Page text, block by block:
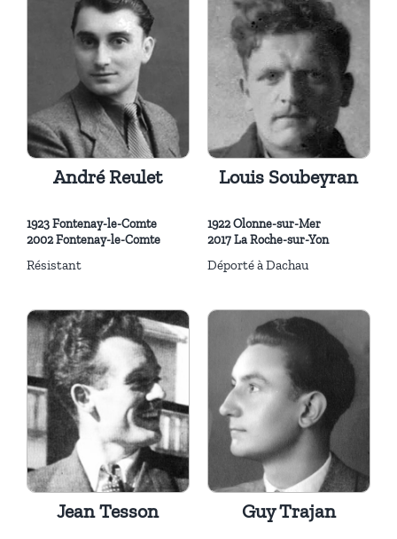
André Reulet
1923 Fontenay-le-Comte
2002 Fontenay-le-Comte
Résistant
Louis Soubeyran
1922 Olonne-sur-Mer
2017 La Roche-sur-Yon
Déporté à Dachau
Jean Tesson Guy Trajan